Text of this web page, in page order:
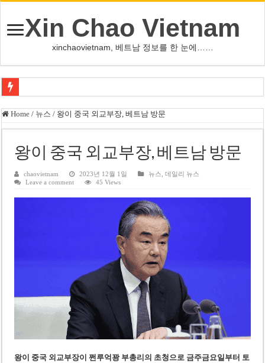
Xin Chao Vietnam
xinchaovietnam, 베트남 정보를 한 눈에……
하노이-하이퐁 고속도로 차량 투석 용의자 신원 확인
베트남 증시 업그레이드, 수십억 달러 유입 전망…수혜주는
베트남주식 VN지수 1,800선 돌파 기대…증권사, 유망 종목 제시
하노이 부동산 시장, 아파트 선호도 급부상…토지·단독주택 주춤
베트남주식 SST, 2025년 현금 배당 80% 결정…과거 최대 350% 지급 이력
베트남 전자비자 사기 웹사이트 주의…외국인 여행자 피해 경보
호주 젯스타, 내년부터 기내 수납칸 이용 유료화
베트남, 8월부터 토지·측량 처벌 강화… 기획사 코뮌 위원장 과태료 상한 50
호찌민시, 약 6,500㎡ 토지 용도변경 승인…리조트 개발 추진
Home / 뉴스 / 왕이 중국 외교부장, 베트남 방문
왕이 중국 외교부장, 베트남 방문
chaovietnam 2023년 12월 1일 뉴스 ,데일리 뉴스
Leave a comment
45 Views
왕이 중국 외교부장이 쩐루억꽝 부총리의 초청으로 금주금요일부터 토